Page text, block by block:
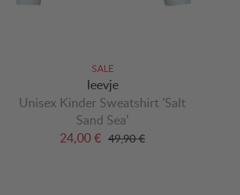
SALE
leevje
Unisex Kinder Sweatshirt 'Salt
Sand Sea'
24,00 € 49,90 €